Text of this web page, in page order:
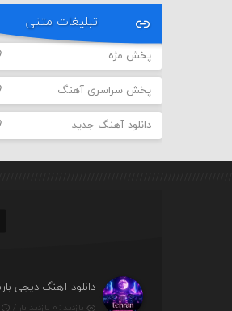
تبلیغات متنی
پخش مژه
پخش سراسری آهنگ
دانلود آهنگ جدید
بازدید : ۰ بازدید بار /